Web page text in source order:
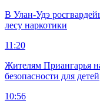
В Улан-Удэ
лесу наркотики
11:20
Жителям Приангарья
безопасности для детей
10:56